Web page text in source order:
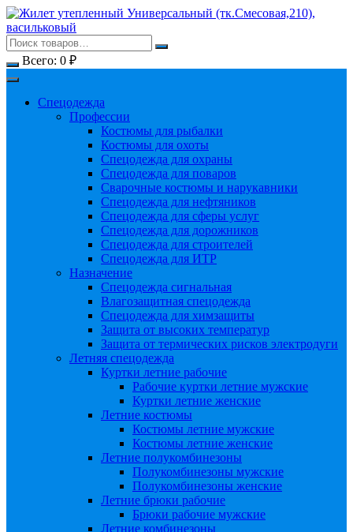
Перейти
к
содержимому
Всего: 0 ₽
Спецодежда
Профессии
Костюмы для рыбалки
Костюмы для охоты
Спецодежда для охраны
Спецодежда для поваров
Сварочные костюмы и нарукавники
Спецодежда для нефтяников
Спецодежда для сферы услуг
Спецодежда для дорожников
Спецодежда для строителей
Спецодежда для ИТР
Назначение
Спецодежда сигнальная
Влагозащитная спецодежда
Спецодежда для химзащиты
Защита от высоких температур
Защита от термических рисков электродуги
Летняя спецодежда
Куртки летние рабочие
Рабочие куртки летние мужские
Куртки летние женские
Летние костюмы
Костюмы летние мужские
Костюмы летние женские
Летние полукомбинезоны
Полукомбинезоны мужские
Полукомбинезоны женские
Летние брюки рабочие
Брюки рабочие мужские
Летние комбинезоны